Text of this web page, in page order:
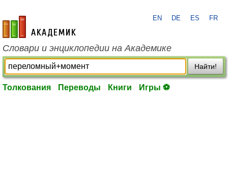
academic.ru
EN DE ES FR
Словари и энциклопедии на Академике
Найти!
Толкования Переводы Книги Игры ⚽